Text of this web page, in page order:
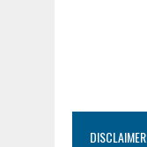
DISCLAIMER